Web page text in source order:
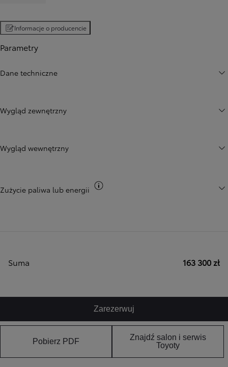
Informacje o producencie
Parametry
Dane techniczne
Wygląd zewnętrzny
Wygląd wewnętrzny
Zużycie paliwa lub energii
Suma 163 300 zł
Zarezerwuj
Pobierz PDF
Znajdź salon i serwis
Toyoty